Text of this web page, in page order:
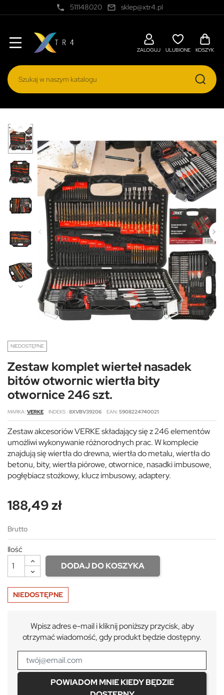
local_phone 511148020 mail_outline sklep@xtr4.pl
ZALOGUJ ULUBIONE KOSZYK
NIEDOSTĘPNE
Zestaw komplet wierteł nasadek
bitów otwornic wiertła bity
otwornice 246 szt.
MARKA VERKE INDEKS 8XVBV39206 EAN 5908224740021
Zestaw akcesoriów VERKE składający się z 246 elementów
umożliwi wykonywanie różnorodnych prac. W komplecie
znajdują się wiertła do drewna, wiertła do metalu, wiertła do
betonu, bity, wiertła piórowe, otwornice, nasadki imbusowe,
pogłębiacz stożkowy, klucz imbusowy, adaptery.
188,49 zł
Brutto
Ilość
DODAJ DO KOSZYKA
NIEDOSTĘPNE
Wpisz adres e-mail i kliknij poniższy przycisk, aby
otrzymać wiadomość, gdy produkt będzie dostępny.
POWIADOM MNIE KIEDY BĘDZIE